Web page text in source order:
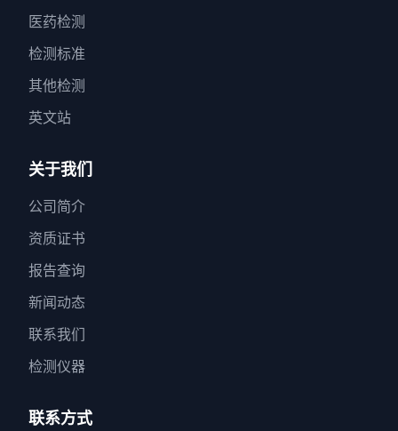
医药检测
检测标准
其他检测
英文站
关于我们
公司简介
资质证书
报告查询
新闻动态
联系我们
检测仪器
联系方式